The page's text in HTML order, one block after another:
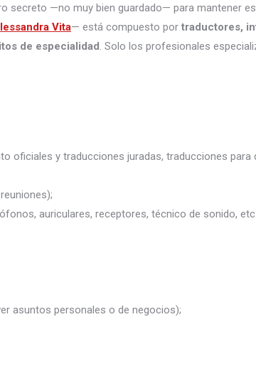
secreto —no muy bien guardado— para mantener
Vita— está compuesto por traductores,
de especialidad . Solo los profesionales
oficiales y traducciones juradas, traducciones para
auriculares, receptores, técnico de sonido,
asuntos personales o de negocios);